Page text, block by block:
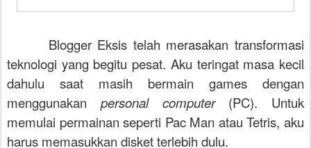
Blogger Eksis telah merasakan transformasi
teknologi yang begitu pesat. Aku teringat masa kecil
dahulu saat masih bermain games dengan
menggunakan personal computer(PC). Untuk
memulai permainan seperti Pac Man atau Tetris, aku
harus memasukkan disket terlebih dulu.